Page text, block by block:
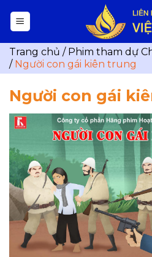
Trang chủ / Phim tham dự
/ Người con gái kiên trung
Người con gái